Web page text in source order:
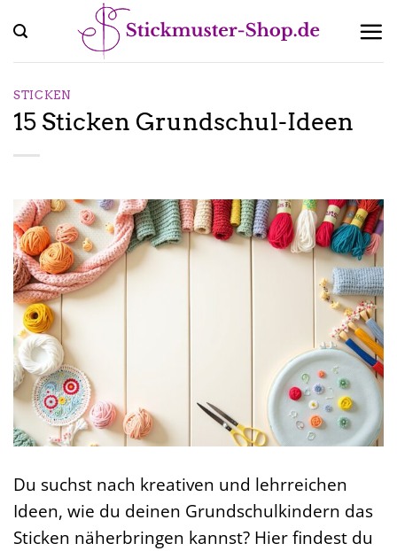
Inhalt
springen
STICKEN
15 Sticken Grundschul-Ideen
Du suchst nach kreativen und lehrreichen
Ideen, wie du deinen Grundschulkindern das
Sticken näherbringen kannst? Hier findest du